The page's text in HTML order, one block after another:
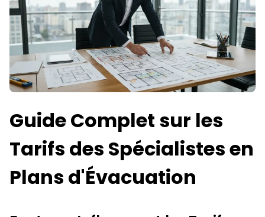
Guide Complet sur les
Tarifs des Spécialistes en
Plans d'Évacuation